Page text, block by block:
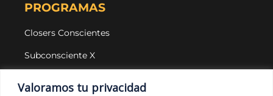
Valoramos tu privacidad
PROGRAMAS
Closers Conscientes
Subconsciente X